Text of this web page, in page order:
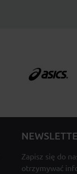
Zapisz się do
otrzymywać